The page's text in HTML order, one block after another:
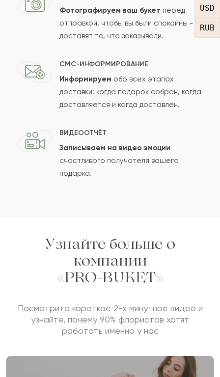
USD
RUB
Сколько будет
Отзыв будет опубликован после проверки.
Проверяем на спам.
Фотографируем ваш букет перед
отправкой, чтобы вы были спокойны -
доставят то, что заказывали.
СМС-ИНФОРМИРОВАНИЕ
Информируем обо всех этапах
доставки: когда подарок собран, когда
доставляется и когда доставлен.
ВИДЕООТЧЁТ
Записываем на видео эмоции
счастливого получателя вашего
подарка.
Узнайте больше о
компании
«PRO-BUKET»
Посмотрите короткое 2-х минутное видео и
узнайте, почему 90% флористов хотят
работать именно у нас